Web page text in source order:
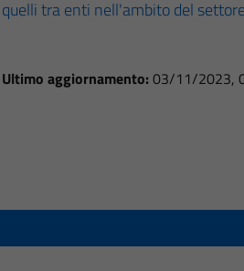
quelli tra enti nell'ambito del
Ultimo aggiornamento: 03/11/2023,